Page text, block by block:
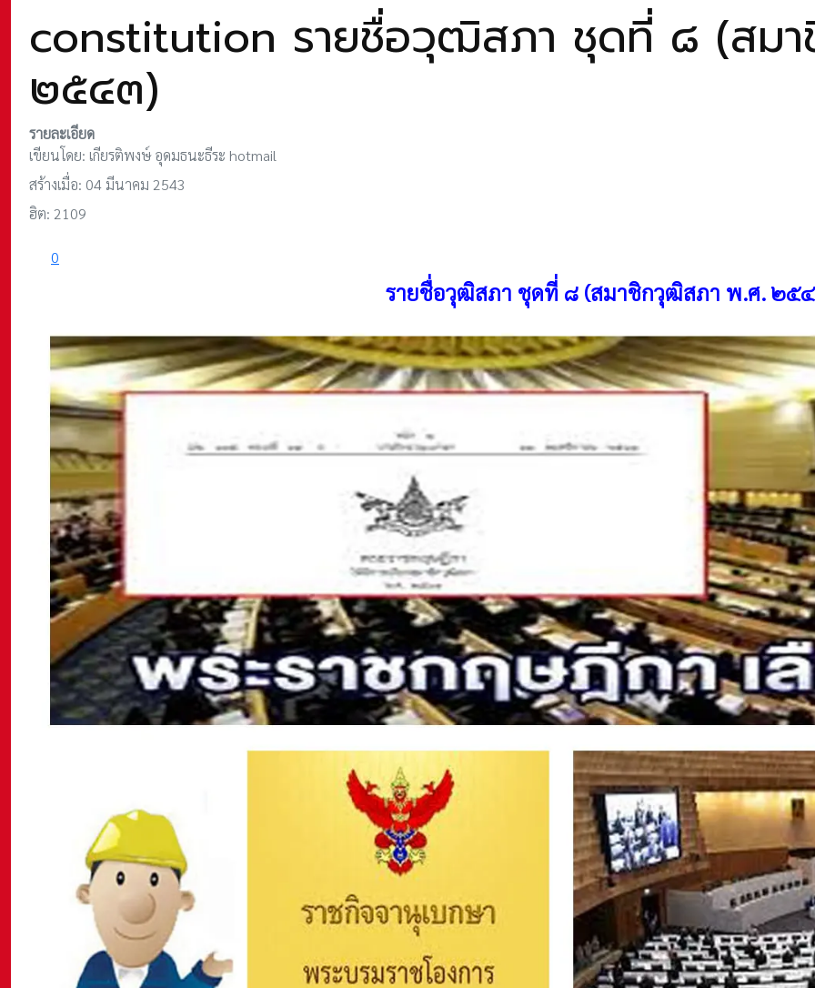
constitution รายชื่อวุฒิสภา ชุดที่ ๘ (สม
๒๕๔๓)
รายละเอียด
เขียนโดย: เกียรติพงษ์ อุดมธนะธีระ hotmail
สร้างเมื่อ: 04 มีนาคม 2543
ฮิต: 2109
0
รายชื่อวุฒิสภา ชุดที่ ๘ (สมาชิกวุฒิสภา พ.ศ. ๒๕